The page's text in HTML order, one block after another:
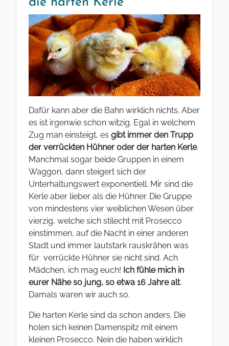
Dafür kann aber die Bahn wirklich nichts. Aber
es ist irgenwie schon witzig. Egal in welchem
Zug man einsteigt, es gibt immer den Trupp
der verrückten Hühner oder der harten Kerle.
Manchmal sogar beide Gruppen in einem
Waggon, dann steigert sich der
Unterhaltungswert exponentiell. Mir sind die
Kerle aber lieber als die Hühner. Die Gruppe
von mindestens vier weiblichen Wesen über
vierzig, welche sich stilecht mit Prosecco
einstimmen, auf die Nacht in einer anderen
Stadt und immer lautstark rauskrähen was
für verrückte Hühner sie nicht sind. Ach
Mädchen, ich mag euch! Ich fühle mich in
eurer Nähe so jung, so etwa 16 Jahre alt.
Damals waren wir auch so.
Die harten Kerle sind da schon anders. Die
holen sich keinen Damenspitz mit einem
kleinen Prosecco. Nein die haben wirklich